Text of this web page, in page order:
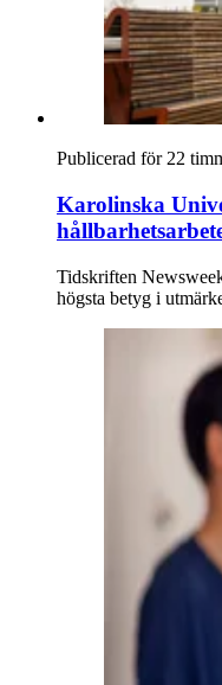
Publicerad för 22
Karolinska
Tidskriften
högsta betyg i